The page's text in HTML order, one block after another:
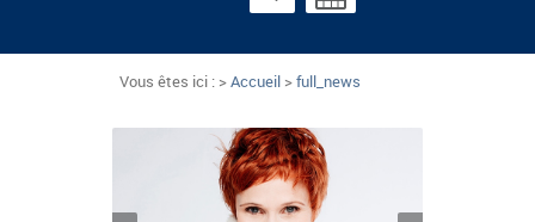
Vous êtes ici : >Accueil >full_news